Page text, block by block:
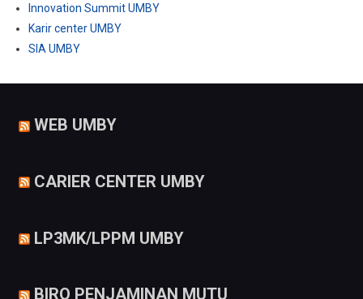
Innovation Summit UMBY
Karir center UMBY
SIA UMBY
WEB UMBY
CARIER CENTER UMBY
LP3MK/LPPM UMBY
BIRO PENJAMINAN MUTU